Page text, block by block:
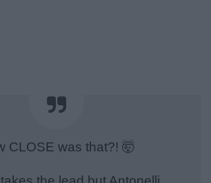
CLOSE was that?! 🤯